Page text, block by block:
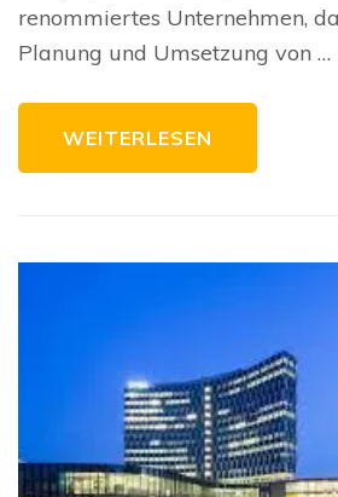
Expertise
renommiertes Unternehmen,
Planung und Umsetzung von …
WEITERLESEN